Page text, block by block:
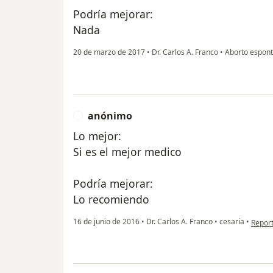
Podría mejorar:
Nada
20 de marzo de 2017 • Dr. Carlos A. Franco • Aborto
anónimo
Lo mejor:
Si es el mejor medico
Podría mejorar:
Lo recomiendo
16 de junio de 2016 • Dr. Carlos A. Franco • cesaria • en